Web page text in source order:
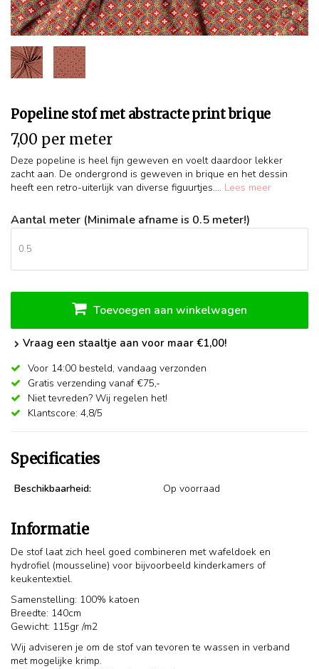
Popeline stof met abstracte print brique
7,00 per meter
Deze popeline is heel fijn geweven en voelt daardoor lekker
zacht aan. De ondergrond is geweven in brique en het dessin
heeft een retro-uiterlijk van diverse figuurtjes.... Lees meer
Aantal meter (Minimale afname is 0.5 meter!)
Toevoegen aan winkelwagen
Vraag een staaltje aan voor maar €1,00!
Voor 14:00 besteld, vandaag verzonden
Gratis verzending vanaf €75,-
Niet tevreden? Wij regelen het!
Klantscore: 4,8/5
Specificaties
Beschikbaarheid: Op voorraad
Informatie
De stof laat zich heel goed combineren met wafeldoek en
hydrofiel (mousseline) voor bijvoorbeeld kinderkamers of
keukentextiel.
Samenstelling: 100% katoen
Breedte: 140cm
Gewicht: 115gr /m2
Wij adviseren je om de stof van tevoren te wassen in verband
met mogelijke krimp.